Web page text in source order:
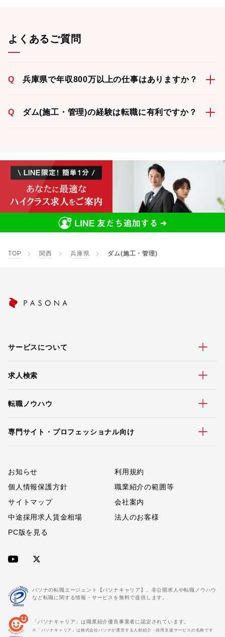
よくあるご質問
Q 兵庫県で年収800万以上の仕事はありますか？
Q ダム(施工・管理)の経験は転職に有利ですか？
TOP 関西 兵庫県 ダム(施工・管理)
サービスについて
求人検索
転職ノウハウ
専門サイト・プロフェッショナル向け
お知らせ
利用規約
個人情報保護方針
職業紹介の範囲等
サイトマップ
会社案内
中途採用求人賃金相場
法人のお客様
PC版を見る
パソナの転職エージェント【パソナキャリア】。非公開求人や転職ノウハウ
など転職に関する情報・サービスを無料で提供します。
「パソナキャリア」は職業紹介優良事業者に認定されています。
※「パソナキャリア」は株式会社パソナが運営する人材紹介・採用支援サービスの名称です